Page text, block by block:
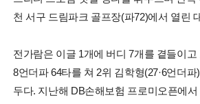
천 서구 드림파크 골프장(파72)에서 열린
전가람은 이글 1개에 버디 7개를 곁들이
8언더파 64타를 쳐 2위 김학형(27·6언더
두다. 지난해 DB손해보험 프로미오픈에